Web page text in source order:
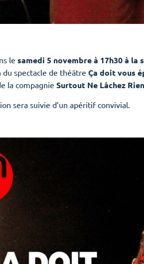
le samedi 5 novembre à 17h30 à la
spectacle de théâtre Ça doit vous
la compagnie Surtout Ne Lâchez Rien
sera suivie d’un apéritif convivial.